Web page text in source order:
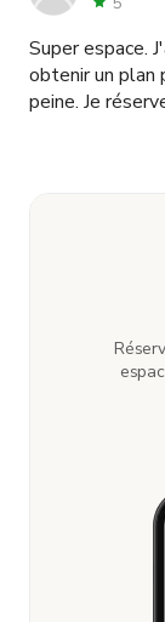
Super espace.
obtenir un plan
peine. Je